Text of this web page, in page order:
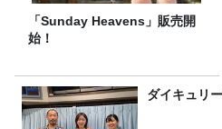
「Sunday Heavens」販売開
始！
ダイキュリ